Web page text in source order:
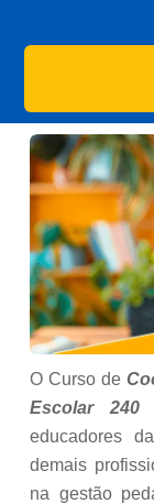
O Curso de
Escolar 240
educadores
demais
na gestão